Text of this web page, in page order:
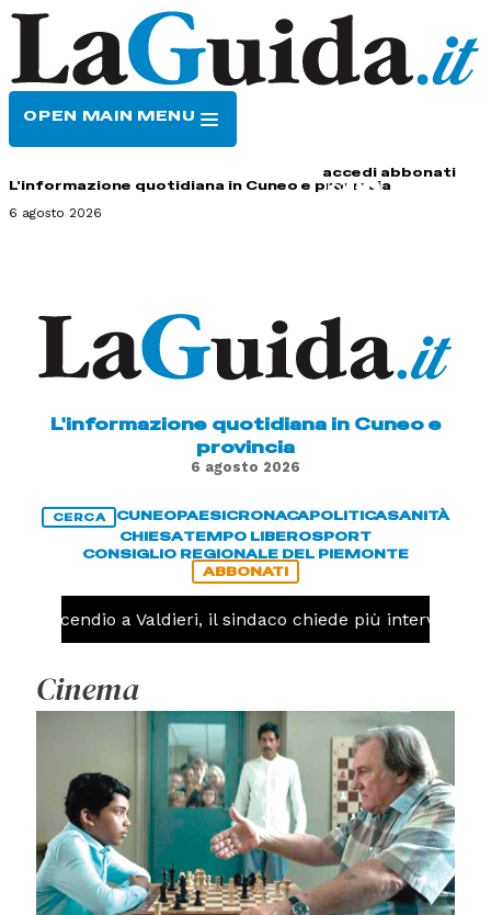
OPEN MAIN MENU
accedi abbonati
L'informazione quotidiana in Cuneo e provincia
6 agosto 2026
L'informazione quotidiana in Cuneo e
provincia
6 agosto 2026
CERCA CUNEOPAESICRONACAPOLITICASANITÀ
CHIESATEMPO LIBEROSPORT
CONSIGLIO REGIONALE DEL PIEMONTE
ABBONATI
Incendio a Valdieri, il sindaco chiede più interventi
Cinema